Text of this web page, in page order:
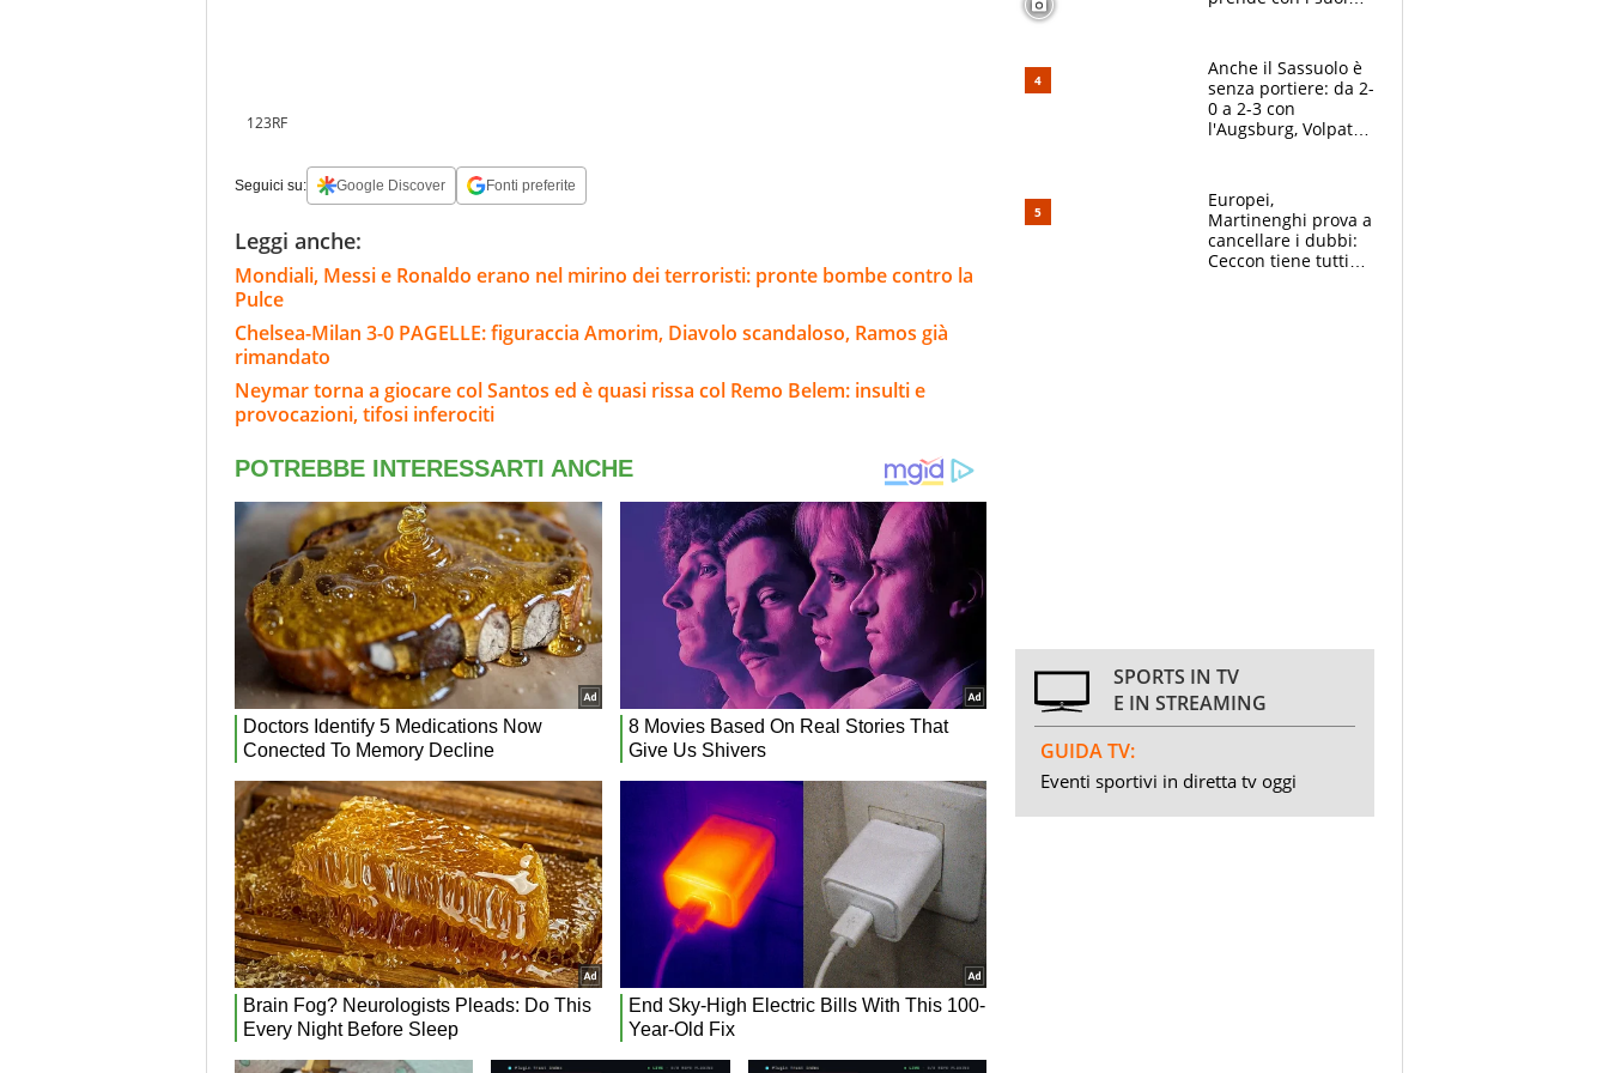
123RF
Seguici su: Google Discover Fonti preferite
Leggi anche:
Mondiali, Messi e Ronaldo erano nel mirino dei terroristi: pronte bombe contro la
Pulce
Chelsea-Milan 3-0 PAGELLE: figuraccia Amorim, Diavolo scandaloso, Ramos già
rimandato
Neymar torna a giocare col Santos ed è quasi rissa col Remo Belem: insulti e
provocazioni, tifosi inferociti
Anche il Sassuolo è
senza portiere: da 2-
0 a 2-3 con
l'Augsburg, Volpato
Europei,
Martinenghi prova a
cancellare i dubbi:
Ceccon tiene tutti
SPORTS IN TV
E IN STREAMING
GUIDA TV:
Eventi sportivi in diretta tv oggi